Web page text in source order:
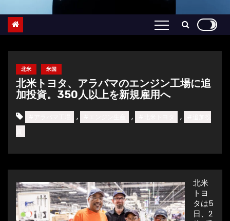
プ
北米 米国
北米トヨタ、アラバマのエンジン工場に追
加投資。350人以上を新規雇用へ
, , ,
北米
トヨ
タは5
日、2